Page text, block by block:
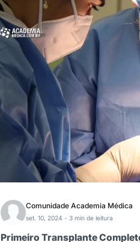
Comunidade Academia Médica
set. 10, 2024 - 3 min de leitura
Primeiro Transplante